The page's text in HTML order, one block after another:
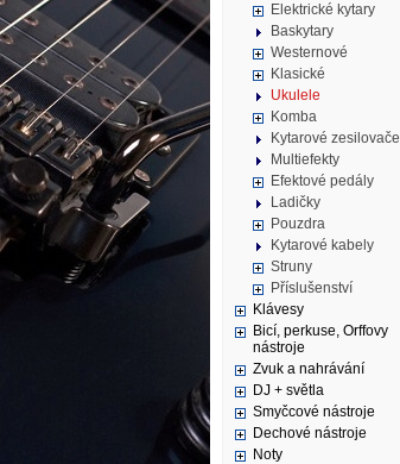
Elektrické kytary
Baskytary
Westernové
Klasické
Ukulele
Komba
Kytarové zesilovače
Multiefekty
Efektové pedály
Ladičky
Pouzdra
Kytarové kabely
Struny
Příslušenství
Klávesy
Bicí, perkuse, Orffovy
nástroje
Zvuk a nahrávání
DJ + světla
Smyčcové nástroje
Dechové nástroje
Noty